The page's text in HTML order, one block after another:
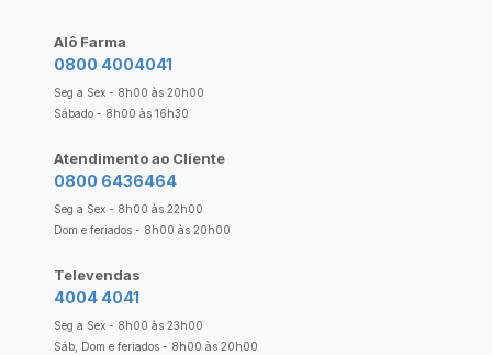
Alô Farma
0800 4004041
Seg a Sex - 8h00 às 20h00
Sábado - 8h00 às 16h30
Atendimento ao Cliente
0800 6436464
Seg a Sex - 8h00 às 22h00
Dom e feriados - 8h00 às 20h00
Televendas
4004 4041
Seg a Sex - 8h00 às 23h00
Sáb, Dom e feriados - 8h00 às 20h00